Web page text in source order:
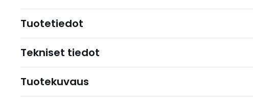
Tuotetiedot
Tekniset tiedot
Tuotekuvaus